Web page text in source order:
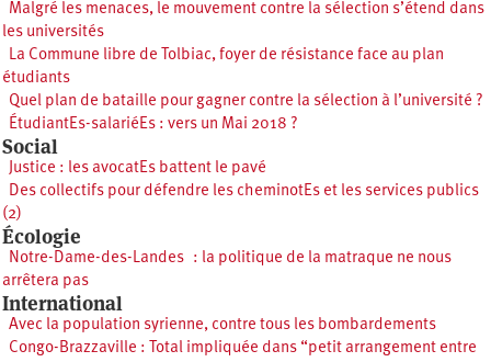
Malgré les menaces, le mouvement contre la sélection s’étend dans
les universités
La Commune libre de Tolbiac, foyer de résistance face au plan
étudiants
Quel plan de bataille pour gagner contre la sélection à l’université ?
ÉtudiantEs-salariéEs : vers un Mai 2018 ?
Social
Justice : les avocatEs battent le pavé
Des collectifs pour défendre les cheminotEs et les services publics
(2)
Écologie
Notre-Dame-des-Landes : la politique de la matraque ne nous
arrêtera pas
International
Avec la population syrienne, contre tous les bombardements
Congo-Brazzaville : Total impliquée dans “petit arrangement entre